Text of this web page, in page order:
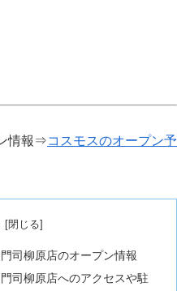
情報⇒コスモスのオープン予
司柳原店のオープン情報
司柳原店へのアクセスや駐